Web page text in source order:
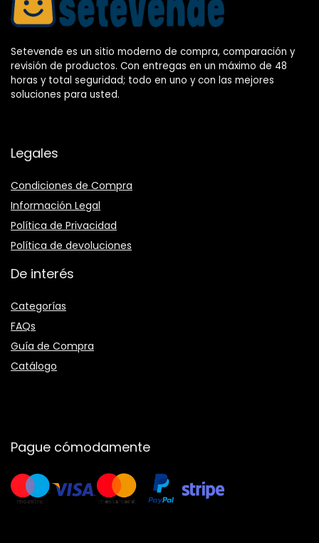
Setevende es un sitio moderno de compra, comparación y
revisión de productos. Con entregas en un máximo de 48
horas y total seguridad; todo en uno y con las mejores
soluciones para usted.
Legales
Condiciones de Compra
Información Legal
Política de Privacidad
Política de devoluciones
De interés
Categorías
FAQs
Guía de Compra
Catálogo
Pague cómodamente